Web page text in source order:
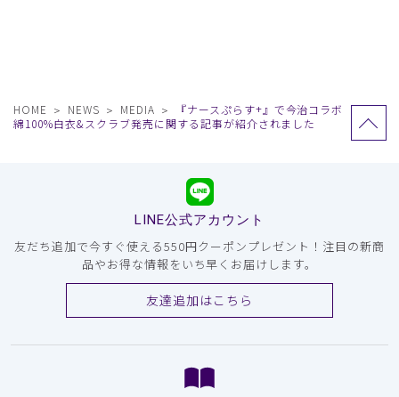
HOME NEWS MEDIA
『ナースぷらす+』で今治コラボ
綿100%白衣&スクラブ発売に関する記事が紹介されました
LINE公式アカウント
友だち追加で今すぐ使える550円クーポンプレゼント！注目の新商
品やお得な情報をいち早くお届けします。
友達追加はこちら